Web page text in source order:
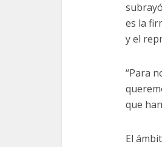
es la
y el
“Para
que
El